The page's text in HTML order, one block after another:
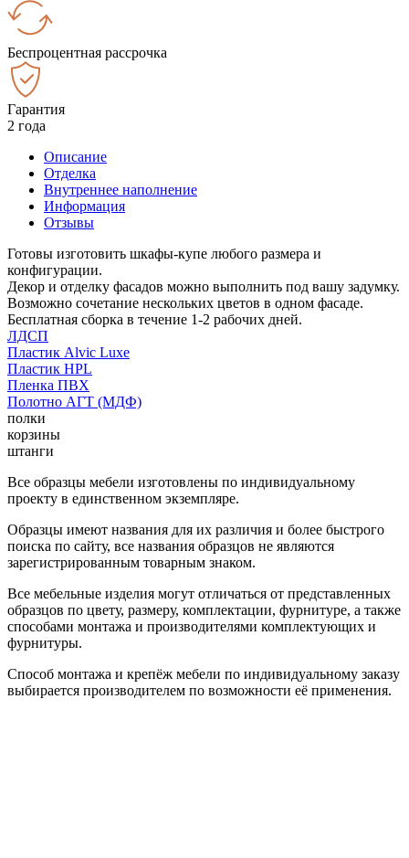
Беспроцентная рассрочка
Гарантия
2 года
Описание
Отделка
Внутреннее наполнение
Информация
Отзывы
Готовы изготовить шкафы-купе любого размера и
конфигурации.
Декор и отделку фасадов можно выполнить под вашу задумку.
Возможно сочетание нескольких цветов в одном фасаде.
Бесплатная сборка в течение 1-2 рабочих дней.
ЛДСП
Пластик Alvic Luxe
Пластик HPL
Пленка ПВХ
Полотно АГТ (МДФ)
полки
корзины
штанги
Все образцы мебели изготовлены по индивидуальному
проекту в единственном экземпляре.
Образцы имеют названия для их различия и более быстрого
поиска по сайту, все названия образцов не являются
зарегистрированным товарным знаком.
Все мебельные изделия могут отличаться от представленных
образцов по цвету, размеру, комплектации, фурнитуре, а также
способами монтажа и производителями комплектующих и
фурнитуры.
Способ монтажа и крепёж мебели по индивидуальному заказу
выбирается производителем по возможности её применения.